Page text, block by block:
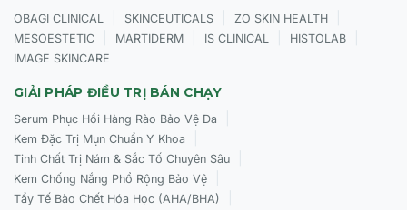
OBAGI CLINICAL SKINCEUTICALS ZO SKIN HEALTH
MESOESTETIC MARTIDERM IS CLINICAL HISTOLAB
IMAGE SKINCARE
GIẢI PHÁP ĐIỀU TRỊ BÁN CHẠY
Serum Phục Hồi Hàng Rào Bảo Vệ Da
Kem Đặc Trị Mụn Chuẩn Y Khoa
Tinh Chất Trị Nám & Sắc Tố Chuyên Sâu
Kem Chống Nắng Phổ Rộng Bảo Vệ
Tẩy Tế Bào Chết Hóa Học (AHA/BHA)